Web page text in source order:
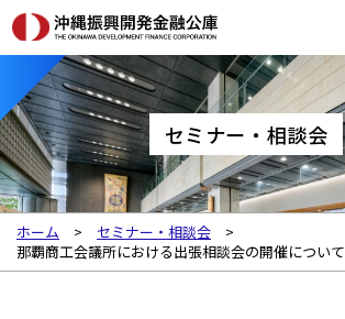
セミナー・相談会
ホーム
セミナー・相談会
那覇商工会議所における出張相談会の開催について